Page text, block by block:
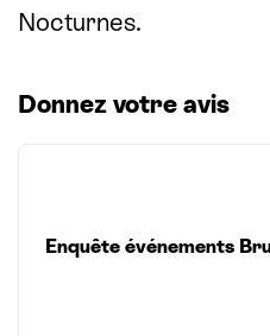
Nocturnes.
Donnez votre avis
Enquête événements